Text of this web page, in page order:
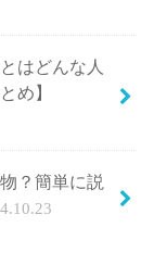
はどんな人
め】
？簡単に説